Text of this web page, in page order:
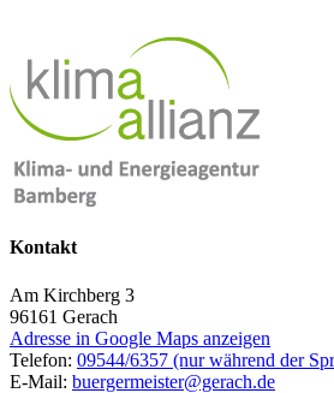
Kontakt
Am Kirchberg 3
96161 Gerach
Adresse in Google Maps anzeigen
Telefon: 09544/6357 (nur während der
E-Mail: buergermeister@gerach.de